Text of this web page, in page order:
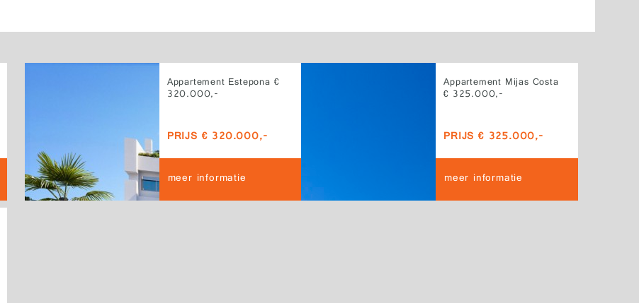
Appartement Estepona €
320.000,-
PRIJS € 320.000,-
meer informatie
Appartement Mijas Costa
€ 325.000,-
PRIJS € 325.000,-
meer informatie